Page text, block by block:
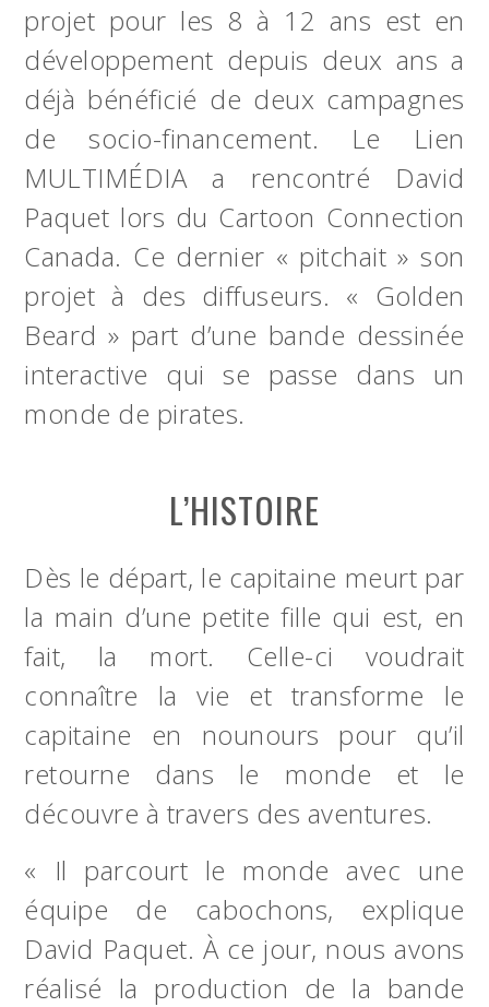
projet pour les 8 à 12 ans est en
développement depuis deux ans a
déjà bénéficié de deux campagnes
de socio-financement. Le Lien
MULTIMÉDIA a rencontré David
Paquet lors du Cartoon Connection
Canada. Ce dernier « pitchait » son
projet à des diffuseurs. « Golden
Beard » part d’une bande dessinée
interactive qui se passe dans un
monde de pirates.
L’HISTOIRE
Dès le départ, le capitaine meurt par
la main d’une petite fille qui est, en
fait, la mort. Celle-ci voudrait
connaître la vie et transforme le
capitaine en nounours pour qu’il
retourne dans le monde et le
découvre à travers des aventures.
« Il parcourt le monde avec une
équipe de cabochons, explique
David Paquet. À ce jour, nous avons
réalisé la production de la bande